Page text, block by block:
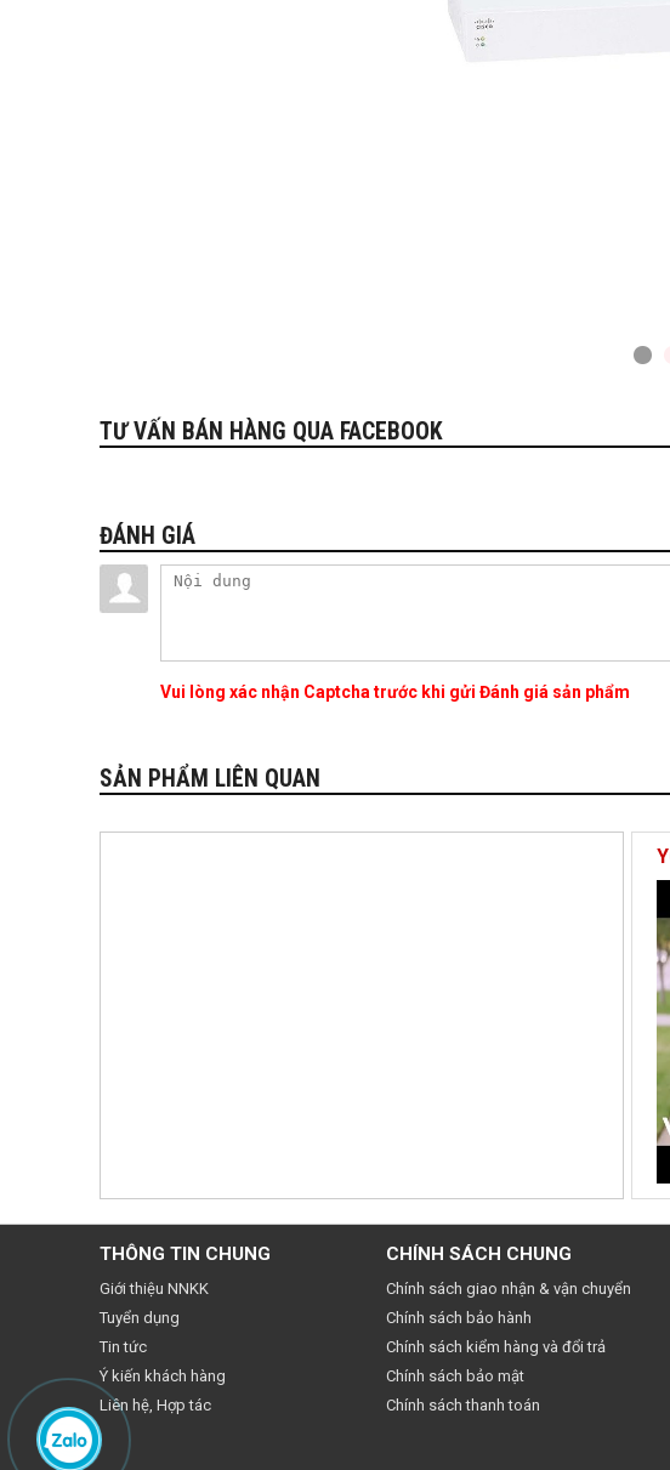
TƯ VẤN BÁN HÀNG QUA FACEBOOK
ĐÁNH GIÁ
Vui lòng xác nhận Captcha trước khi gửi Đánh giá sản phẩm
SẢN PHẨM LIÊN QUAN
THÔNG TIN CHUNG
Giới thiệu NNKK
Tuyển dụng
Tin tức
Ý kiến khách hàng
Liên hệ, Hợp tác
CHÍNH SÁCH CHUNG
Chính sách giao nhận & vận chuyển
Chính sách bảo hành
Chính sách kiểm hàng và đổi trả
Chính sách bảo mật
Chính sách thanh toán